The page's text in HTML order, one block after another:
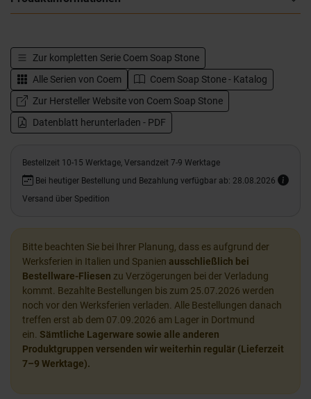
Zur kompletten Serie Coem Soap Stone
Alle Serien von Coem
Coem Soap Stone - Katalog
Zur Hersteller Website von Coem Soap Stone
Datenblatt herunterladen - PDF
Bestellzeit 10-15 Werktage, Versandzeit 7-9 Werktage
Bei heutiger Bestellung und Bezahlung verfügbar ab: 28.08.2026
Versand über Spedition
Bitte beachten Sie bei Ihrer Planung, dass es aufgrund der
Werksferien in Italien und Spanien ausschließlich bei
Bestellware-Fliesen zu Verzögerungen bei der Verladung
kommt. Bezahlte Bestellungen bis zum 25.07.2026 werden
noch vor den Werksferien verladen. Alle Bestellungen danach
treffen erst ab dem 07.09.2026 am Lager in Dortmund
ein. Sämtliche Lagerware sowie alle anderen
Produktgruppen versenden wir weiterhin regulär (Lieferzeit
7–9 Werktage).